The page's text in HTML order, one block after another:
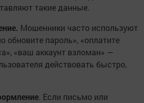
такие данные.
Мошенники часто используют
обновите пароль», «оплатите
«ваш аккаунт взломан» —
действовать быстро,
. Если письмо или